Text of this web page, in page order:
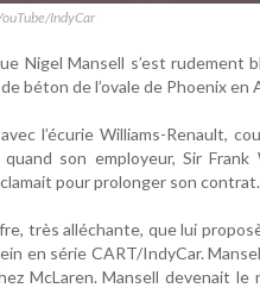
IndyCar
Nigel Mansell s’est rudement
béton de l’ovale de Phoenix en
l’écurie Williams-Renault,
son employeur, Sir Frank
pour prolonger son contrat.
très alléchante, que lui
en série CART/IndyCar.
McLaren. Mansell devenait le